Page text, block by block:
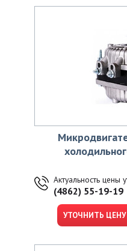
Актуальность цены
(4862) 55-19-19
УТОЧНИТЬ